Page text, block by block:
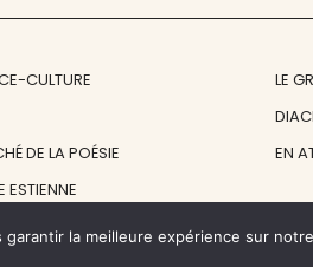
CULTURE
DE LA POÉSIE
ESTIENNE
LE
EN
la meilleure expérience sur